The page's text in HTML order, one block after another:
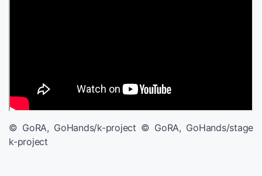
© GoRA, GoHands/k-project © GoRA, GoHands/stage
k-project